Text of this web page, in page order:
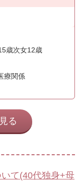
歳次女12歳
療関係
る
て(40代独身+母